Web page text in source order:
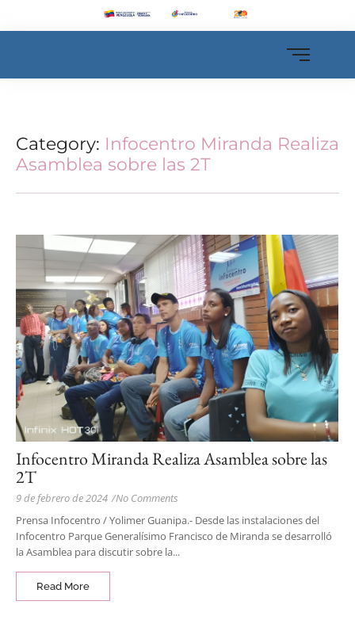
Category: Infocentro Miranda Realiza
Asamblea sobre las 2T
Infocentro Miranda Realiza Asamblea sobre las
2T
9 de febrero de 2024 /No Comments
Prensa Infocentro / Yolimer Guanipa.- Desde las instalaciones del
Infocentro Parque Generalísimo Francisco de Miranda se desarrolló
la Asamblea para discutir sobre la...
Read More